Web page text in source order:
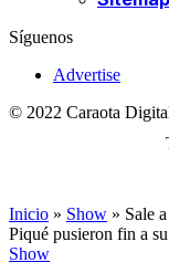
Síguenos
Advertise
© 2022 Caraota
Inicio » Show » Sale
Piqué pusieron fin a
Show